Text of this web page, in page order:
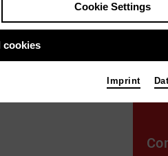
Cookie Settings
cookies
Imprint